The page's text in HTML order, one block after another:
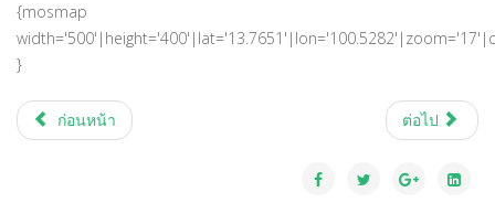
{mosmap
}
ก่อนหน้า ต่อไป